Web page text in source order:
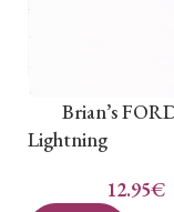
Brian’s
12.95€